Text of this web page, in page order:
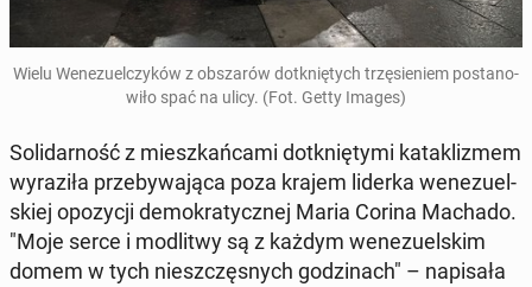
Wielu We­ne­zu­el­czy­ków z ob­sza­rów do­tknię­tych trzę­sie­niem po­sta­no­
wi­ło spać na ulicy. (Fot. Getty Images)
So­li­dar­ność z miesz­kań­ca­mi do­tknię­ty­mi ka­ta­kli­zmem
wy­ra­zi­ła prze­by­wa­ją­ca poza krajem liderka we­ne­zu­el­
skiej opo­zy­cji de­mo­kra­tycz­nej Maria Corina Machado.
"Moje serce i mo­dli­twy są z każdym we­ne­zu­el­skim
domem w tych nie­szczę­snych go­dzi­nach" – na­pi­sa­ła